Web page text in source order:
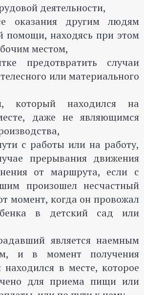
деятельности,
оказания другим людям
помощи, находясь при этом
местом,
предотвратить случаи
или материального
который находился на
даже не являющимся
с работы или на работу,
прерывания движения
от маршрута, если с
произошел несчастный
момент, когда он провожал
в детский сад или
является наемным
и в момент получения
в месте, которое
для приема пищи или